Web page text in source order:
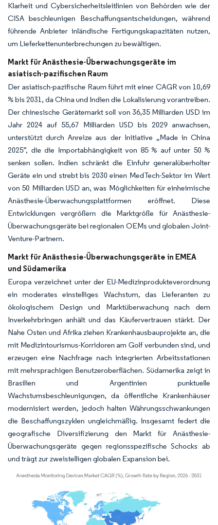
Klarheit und Cybersicherheitsleitlinien von Behörden wie der
CISA beschleunigen Beschaffungsentscheidungen, während
führende Anbieter inländische Fertigungskapazitäten nutzen,
um Lieferkettenunterbrechungen zu bewältigen.
Markt für Anästhesie-Überwachungsgeräte im
asiatisch-pazifischen Raum
Der asiatisch-pazifische Raum führt mit einer CAGR von 10,69
% bis 2031, da China und Indien die Lokalisierung vorantreiben.
Der chinesische Gerätemarkt soll von 36,35 Milliarden USD im
Jahr 2024 auf 55,67 Milliarden USD bis 2029 anwachsen,
unterstützt durch Anreize aus der Initiative „Made in China
2025”, die die Importabhängigkeit von 85 % auf unter 50 %
senken sollen. Indien schränkt die Einfuhr generalüberholter
Geräte ein und strebt bis 2030 einen MedTech-Sektor im Wert
von 50 Milliarden USD an, was Möglichkeiten für einheimische
Anästhesie-Überwachungsplattformen eröffnet. Diese
Entwicklungen vergrößern die Marktgröße für Anästhesie-
Überwachungsgeräte bei regionalen OEMs und globalen Joint-
Venture-Partnern.
Markt für Anästhesie-Überwachungsgeräte in EMEA
und Südamerika
Europa verzeichnet unter der EU-Medizinprodukteverordnung
ein moderates einstelliges Wachstum, das Lieferanten zu
ökologischem Design und Marktüberwachung nach dem
Inverkehrbringen anhält und das Käufervertrauen stärkt. Der
Nahe Osten und Afrika ziehen Krankenhausbauprojekte an, die
mit Medizintourismus-Korridoren am Golf verbunden sind, und
erzeugen eine Nachfrage nach integrierten Arbeitsstationen
mit mehrsprachigen Benutzeroberflächen. Südamerika zeigt in
Brasilien und Argentinien punktuelle
Wachstumsbeschleunigungen, da öffentliche Krankenhäuser
modernisiert werden, jedoch halten Währungsschwankungen
die Beschaffungszyklen ungleichmäßig. Insgesamt federt die
geografische Diversifizierung den Markt für Anästhesie-
Überwachungsgeräte gegen regionsspezifische Schocks ab
und trägt zur zweistelligen globalen Expansion bei.